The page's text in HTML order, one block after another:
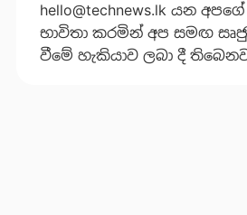
hello@technews.lkයන අපගේ
භාවිතා කරමින් අප සමඟ
වීමේ හැකියාව ලබා දී